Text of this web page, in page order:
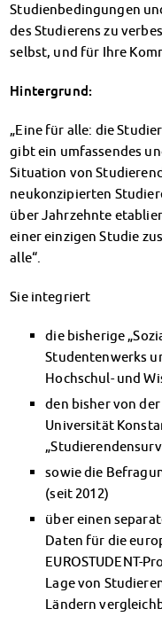
Beratungstermine im
Unsere Organisation
Verwaltungsrat
Lageplan
Dokumente
Stellenangebote
Impressum
Datenschutzerklärung
Erklärung zur
Studienbedingungen
des Studierens zu
selbst, und für Ihre
Hintergrund:
„Eine für alle: die
gibt ein umfassendes
Situation von
neukonzipierten
über Jahrzehnte
einer einzigen Studie
alle“.
Sie integriert
die bisherige
Studentenwerks
Hochschul- und
den bisher von
Universität
sowie die
(seit 2012)
über einen
Daten für die
EUROSTUDENT-
Lage von
Ländern